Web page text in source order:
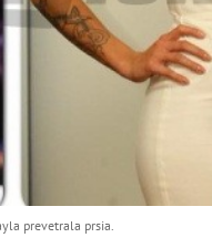
prevetrala prsia.